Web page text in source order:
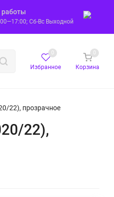
Сб-Вс Выходной
Избранное
0
Корзина
0
22), прозрачное
22),